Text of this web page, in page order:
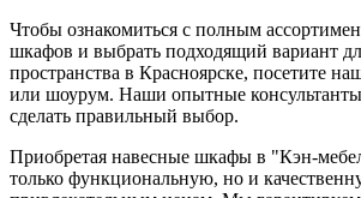
Чтобы ознакомиться с полным
шкафов и выбрать подходящий вариант
пространства в Красноярске, посетите
или шоурум. Наши опытные
сделать правильный выбор.
Приобретая навесные шкафы в "Кэн-
только функциональную, но и